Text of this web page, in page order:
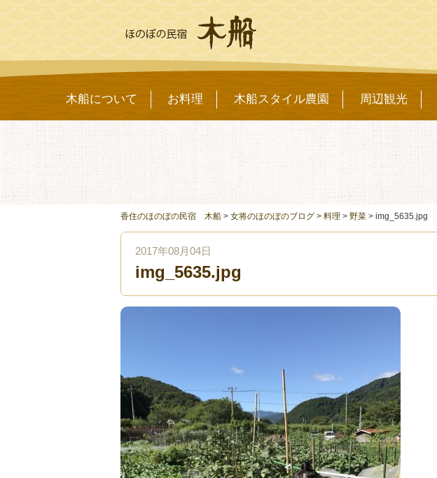
木船について お料理 木船スタイル農園 周辺観光
香住のほのぼの民宿 木船 > 女将のほのぼのブログ > 料理 > 野菜 > img_5635.jpg
2017年08月04日
img_5635.jpg